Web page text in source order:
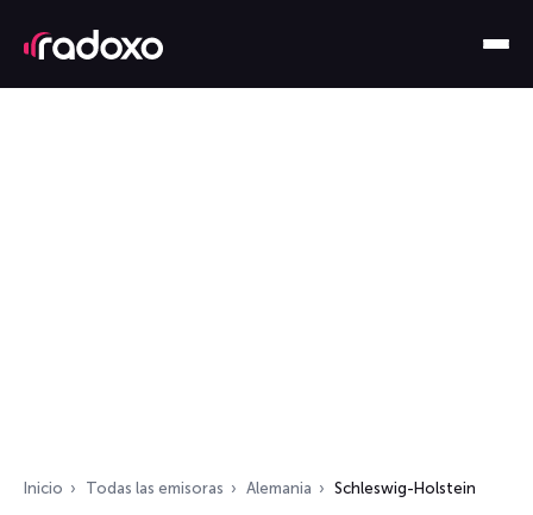
Inicio Todas las emisoras Alemania Schleswig-Holstein